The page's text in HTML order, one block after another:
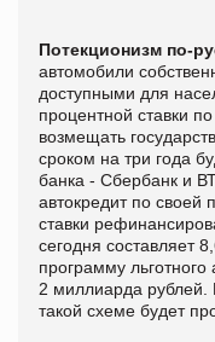
Потекционизм по-
автомобили
доступными для
процентной ставки
возмещать
сроком на три года
банка - Сбербанк и
автокредит по своей
ставки
сегодня составляет
программу
2 миллиарда
такой схеме будет